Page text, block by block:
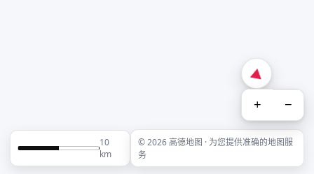
+ −
10
km
© 2026 高德地图 · 为您提供准确的地图服
务